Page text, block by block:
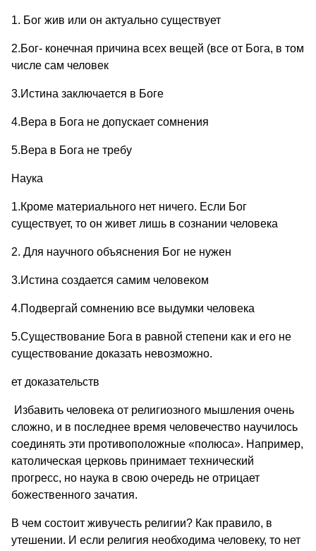
1. Бог жив или он актуально существует
2.Бог- конечная причина всех вещей (все от Бога, в том
числе сам человек
3.Истина заключается в Боге
4.Вера в Бога не допускает сомнения
5.Вера в Бога не требу
Наука
1.Кроме материального нет ничего. Если Бог
существует, то он живет лишь в сознании человека
2. Для научного объяснения Бог не нужен
3.Истина создается самим человеком
4.Подвергай сомнению все выдумки человека
5.Существование Бога в равной степени как и его не
существование доказать невозможно.
ет доказательств
Избавить человека от религиозного мышления очень
сложно, и в последнее время человечество научилось
соединять эти противоположные «полюса». Например,
католическая церковь принимает технический
прогресс, но наука в свою очередь не отрицает
божественного зачатия.
В чем состоит живучесть религии? Как правило, в
утешении. И если религия необходима человеку, то нет